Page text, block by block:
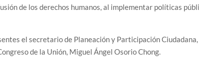
de los derechos humanos, al implementar políticas
el secretario de Planeación y Participación
de la Unión, Miguel Ángel Osorio Chong.